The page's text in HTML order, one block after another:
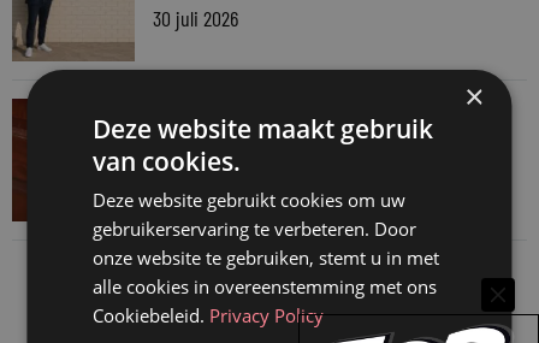
30 juli 2026
Een HR-brief is meer dan een juridisch
document
28 juli 2026
×
Deze website maakt gebruik
van cookies.
Deze website gebruikt cookies om uw
gebruikerservaring te verbeteren. Door
onze website te gebruiken, stemt u in met
alle cookies in overeenstemming met ons
Cookiebeleid. Privacy Policy